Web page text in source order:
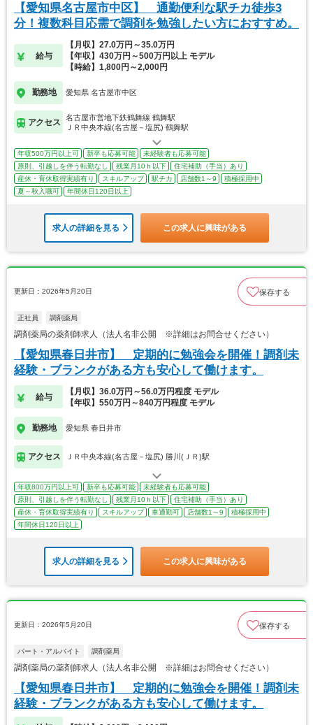
【愛知県名古屋市中区】 通勤便利な駅チカ徒歩3
分！複数科目応需で調剤を勉強したい方におすすめ。
給与
【月収】27.0万円～35.0万円
【年収】430万円～500万円以上 モデル
【時給】1,800円～2,000円
勤務地 愛知県 名古屋市中区
アクセス
名古屋市営地下鉄鶴舞線 鶴舞駅
ＪＲ中央本線(名古屋－塩尻) 鶴舞駅
年収500万円以上可 新卒も応募可能
未経験者も応募可能
原則、引越しを伴う転勤なし
残業月10ｈ以下
住宅補助（手当）あり
産休・育休取得実績有り
スキルアップ 駅チカ 店舗数1～9
積極採用中
夏～秋入職可
年間休日120日以上
求人の詳細を見る この求人に興味がある
更新日：2026年5月20日 保存する
正社員 調剤薬局
調剤薬局の薬剤師求人（法人名非公開 ※詳細はお問合せください）
【愛知県春日井市】 定期的に勉強会を開催！調剤未
経験・ブランクがある方も安心して働けます。
給与
【月収】36.0万円～56.0万円程度 モデル
【年収】550万円～840万円程度 モデル
勤務地 愛知県 春日井市
アクセス ＪＲ中央本線(名古屋－塩尻) 勝川(ＪＲ)駅
年収800万円以上可 新卒も応募可能
未経験者も応募可能
原則、引越しを伴う転勤なし
残業月10ｈ以下
住宅補助（手当）あり
産休・育休取得実績有り
スキルアップ 車通勤可 店舗数1～9
積極採用中
年間休日120日以上
求人の詳細を見る この求人に興味がある
更新日：2026年5月20日 保存する
パート・アルバイト 調剤薬局
調剤薬局の薬剤師求人（法人名非公開 ※詳細はお問合せください）
【愛知県春日井市】 定期的に勉強会を開催！調剤未
経験・ブランクがある方も安心して働けます。